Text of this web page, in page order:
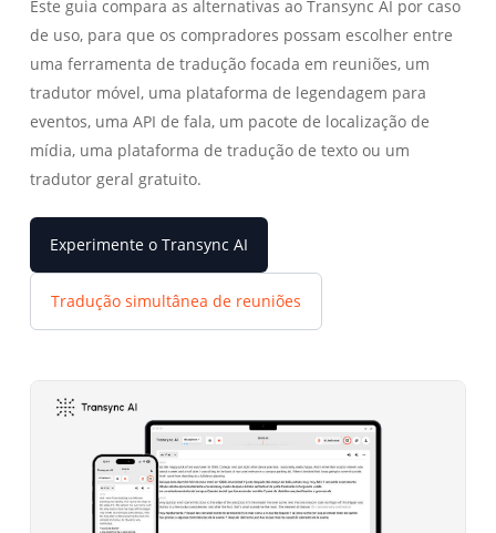
Este guia compara as alternativas ao Transync AI por caso
de uso, para que os compradores possam escolher entre
uma ferramenta de tradução focada em reuniões, um
tradutor móvel, uma plataforma de legendagem para
eventos, uma API de fala, um pacote de localização de
mídia, uma plataforma de tradução de texto ou um
tradutor geral gratuito.
Experimente o Transync AI
Tradução simultânea de reuniões